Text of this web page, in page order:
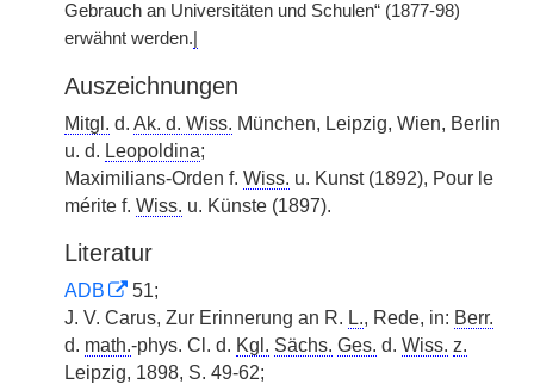
Gebrauch an Universitäten und Schulen“ (1877-98)
erwähnt werden.
Auszeichnungen
Mitgl. d. Ak. d. Wiss. München, Leipzig, Wien, Berlin
u. d. Leopoldina;
Maximilians-Orden f. Wiss. u. Kunst (1892), Pour le
mérite f. Wiss. u. Künste (1897).
Literatur
ADB
51;
J. V. Carus, Zur Erinnerung an R. L., Rede, in: Berr.
d. math.-phys. Cl. d. Kgl. Sächs. Ges. d. Wiss. z.
Leipzig, 1898, S. 49-62;